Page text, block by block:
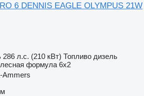
6 DENNIS EAGLE OLYMPUS 21W
286 л.с. (210 кВт) Топливо дизель
формула 6x2
Ammers